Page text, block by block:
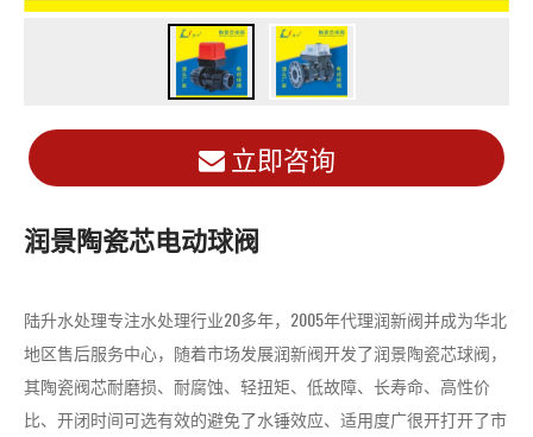
立即咨询
润景陶瓷芯电动球阀
陆升水处理专注水处理行业20多年，2005年代理润新阀并成为华北
地区售后服务中心，随着市场发展润新阀开发了润景陶瓷芯球阀，
其陶瓷阀芯耐磨损、耐腐蚀、轻扭矩、低故障、长寿命、高性价
比、开闭时间可选有效的避免了水锤效应、适用度广很开打开了市